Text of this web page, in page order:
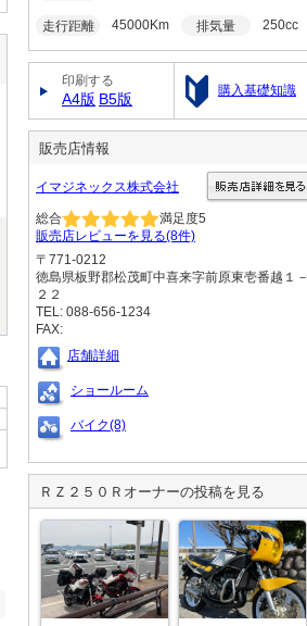
走行距離 45000Km 排気量 250cc
印刷する
A4版 B5版 購入基礎知識
販売店情報
イマジネックス株式会社
総合 満足度5
販売店レビューを見る(8件)
〒771-0212
徳島県板野郡松茂町中喜来字前原東壱番越１－
２２
TEL: 088-656-1234
FAX:
店舗詳細
ショールーム
バイク(8)
ＲＺ２５０Ｒ オーナーの投稿を見る